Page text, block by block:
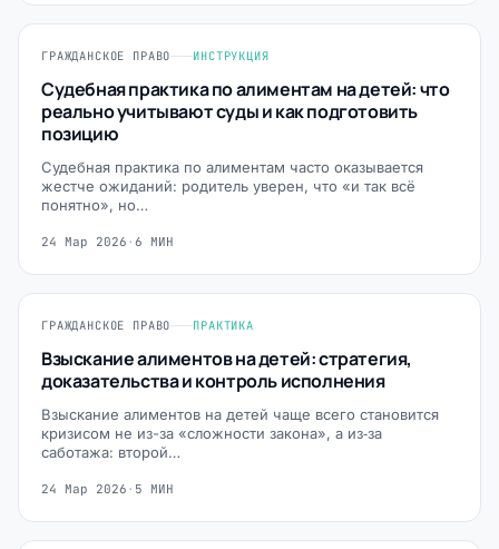
ГРАЖДАНСКОЕ ПРАВО ИНСТРУКЦИЯ
Судебная практика по алиментам на детей: что
реально учитывают суды и как подготовить
позицию
Судебная практика по алиментам часто оказывается
жестче ожиданий: родитель уверен, что «и так всё
понятно», но…
24 Мар 2026 · 6 МИН
ГРАЖДАНСКОЕ ПРАВО ПРАКТИКА
Взыскание алиментов на детей: стратегия,
доказательства и контроль исполнения
Взыскание алиментов на детей чаще всего становится
кризисом не из-за «сложности закона», а из‑за
саботажа: второй…
24 Мар 2026 · 5 МИН